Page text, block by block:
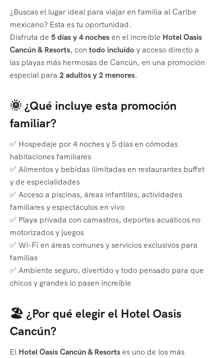
¿Buscas el lugar ideal para viajar en familia al Caribe
mexicano? Esta es tu oportunidad.
Disfruta de 5 días y 4 nochesen el increíble Hotel Oasis
Cancún & Resorts, con todo incluidoy acceso directo a
las playas más hermosas de Cancún, en una promoción
especial para 2 adultos y 2 menores.
🌞 ¿Qué incluye esta promoción
familiar?
✅ Hospedaje por 4 noches y 5 días en cómodas
habitaciones familiares
✅ Alimentos y bebidas ilimitadas en restaurantes buffet
y de especialidades
✅ Acceso a piscinas, áreas infantiles, actividades
familiares y espectáculos en vivo
✅ Playa privada con camastros, deportes acuáticos no
motorizados y juegos
✅ Wi-Fi en áreas comunes y servicios exclusivos para
familias
✅ Ambiente seguro, divertido y todo pensado para que
chicos y grandes lo pasen increíble
🏖️ ¿Por qué elegir el Hotel Oasis
Cancún?
El Hotel Oasis Cancún & Resortses uno de los más